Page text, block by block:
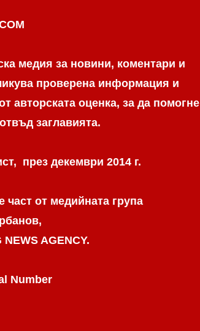
медия за новини, коментари и
проверена информация и
авторската оценка, за да помогне
заглавията.
през декември 2014 г.
част от медийната група
AGENCY.
Number